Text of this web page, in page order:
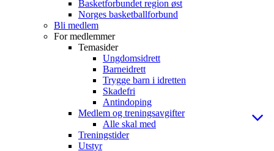
Basketforbundet region øst
Norges basketballforbund
Bli medlem
For medlemmer
Temasider
Ungdomsidrett
Barneidrett
Trygge barn i idretten
Skadefri
Antindoping
Medlem og treningsavgifter
Alle skal med
Treningstider
Utstyr